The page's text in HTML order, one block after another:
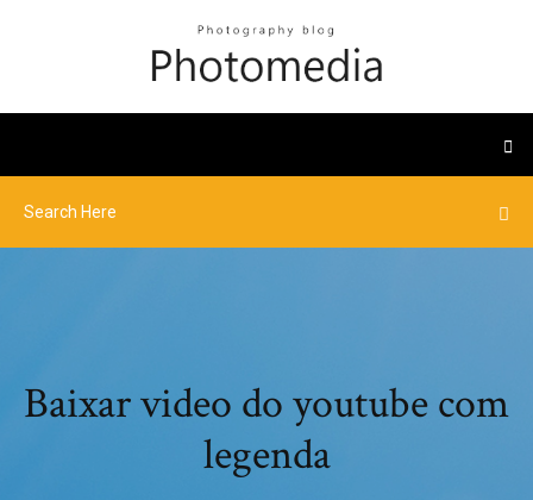
Baixar video do youtube com
legenda